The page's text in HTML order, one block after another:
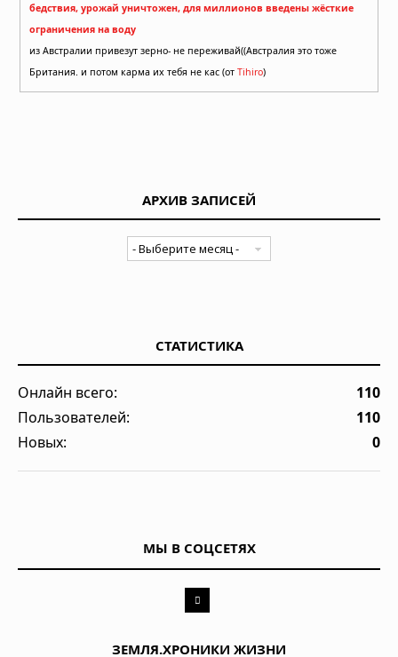
бедствия, урожай уничтожен, для миллионов введены жёсткие
ограничения на воду
из Австралии привезут зерно- не переживай((Австралия это тоже
Британия. и потом карма их тебя не кас (от Tihiro)
АРХИВ ЗАПИСЕЙ
СТАТИСТИКА
Онлайн всего:
110
Пользователей:
110
Новых:
0
МЫ В СОЦСЕТЯХ
ЗЕМЛЯ.ХРОНИКИ ЖИЗНИ